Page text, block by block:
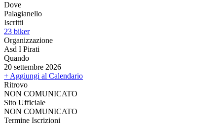
Dove
Palagianello
Iscritti
23 biker
Organizzazione
Asd I Pirati
Quando
20 settembre 2026
+ Aggiungi al Calendario
Ritrovo
NON COMUNICATO
Sito Ufficiale
NON COMUNICATO
Termine Iscrizioni